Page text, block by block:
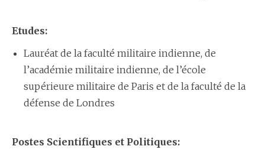
Etudes:
Lauréat de la faculté militaire indienne, de
l’académie militaire indienne, de l’école
supérieure militaire de Paris et de la faculté de la
défense de Londres
Postes Scientifiques et Politiques: